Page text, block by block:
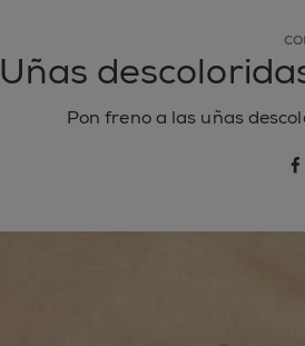
Uñas
Pon freno a las uñas